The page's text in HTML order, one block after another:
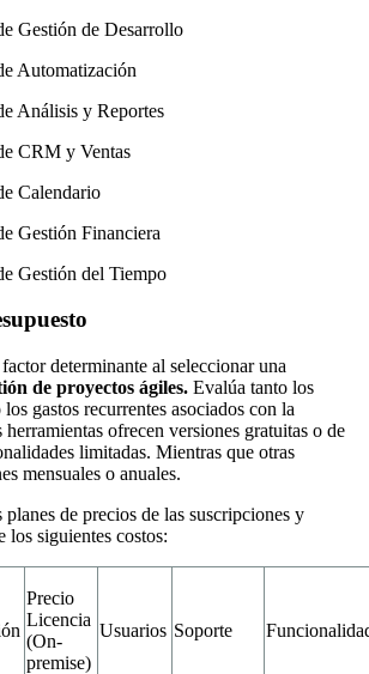
Gestión de Desarrollo
Automatización
Análisis y Reportes
CRM y Ventas
Calendario
Gestión Financiera
Gestión del Tiempo
determinante al seleccionar una
de proyectos ágiles. Evalúa tanto los
gastos recurrentes asociados con la
ofrecen versiones gratuitas o de
limitadas. Mientras que otras
mensuales o anuales.
planes de precios de las suscripciones y
los siguientes costos:
Precio
Licencia
(On-
premise)
Usuarios Soporte